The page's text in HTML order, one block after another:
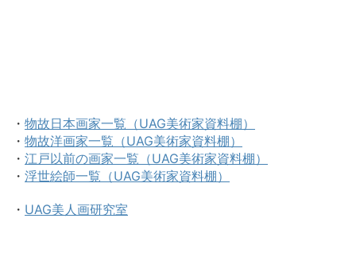
・ 物故日本画家一覧（UAG美術家資料棚）
・ 物故洋画家一覧（UAG美術家資料棚）
・ 江戸以前の画家一覧（UAG美術家資料棚）
・ 浮世絵師一覧（UAG美術家資料棚）
・ UAG美人画研究室